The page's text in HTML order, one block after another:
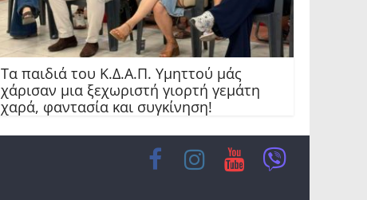
Τα παιδιά του Κ.Δ.Α.Π. Υμηττού μάς
χάρισαν μια ξεχωριστή γιορτή γεμάτη
χαρά, φαντασία και συγκίνηση!